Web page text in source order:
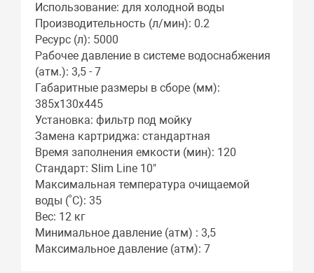
Использование: для холодной воды
Производительность (л/мин): 0.2
Ресурс (л): 5000
Рабочее давление в системе водоснабжения
(атм.): 3,5 - 7
Габаритные размеры в сборе (мм):
385x130x445
Установка: фильтр под мойку
Замена картриджа: стандартная
Время заполнения емкости (мин): 120
Стандарт: Slim Line 10"
Максимальная температура очищаемой
воды (˚С): 35
Вес: 12 кг
Минимальное давление (атм) : 3,5
Максимальное давление (атм): 7